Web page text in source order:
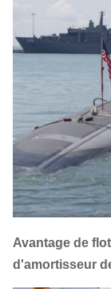
Avantage de
d'amortisseur